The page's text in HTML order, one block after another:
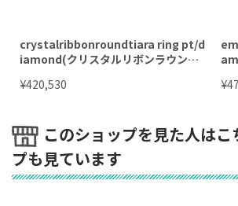
crystalribbonroundtiara ring pt/d
iamond(クリスタルリボンラウンド
¥420,530 ¥
このショップを見た人はこ
プも見ています